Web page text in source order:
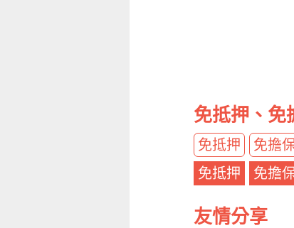
免抵押、免
免抵押 免擔
免抵押
免擔
友情分享